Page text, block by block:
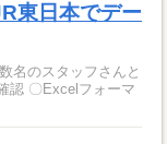
東日本でデー
名のスタッフさんと